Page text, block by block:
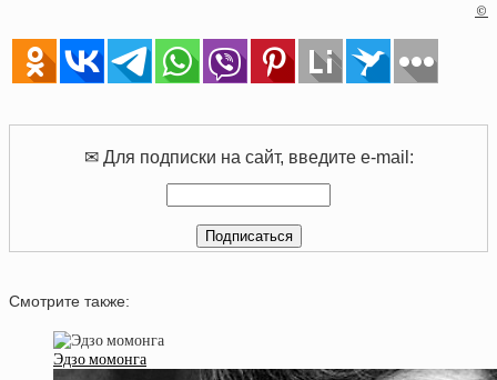
©
✉ Для подписки на сайт, введите e-mail:
Смотрите также:
Эдзо момонга